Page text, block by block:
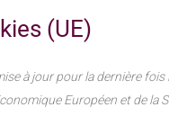
(UE)(UE)
à jour pour la dernière
Européen et de la